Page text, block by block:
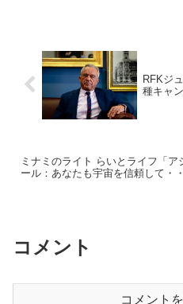
RFKジ
種キャ
ミナミのライト らいとライフ「ア
ール：あなたも宇宙を信頼して・・
コメント
コメント